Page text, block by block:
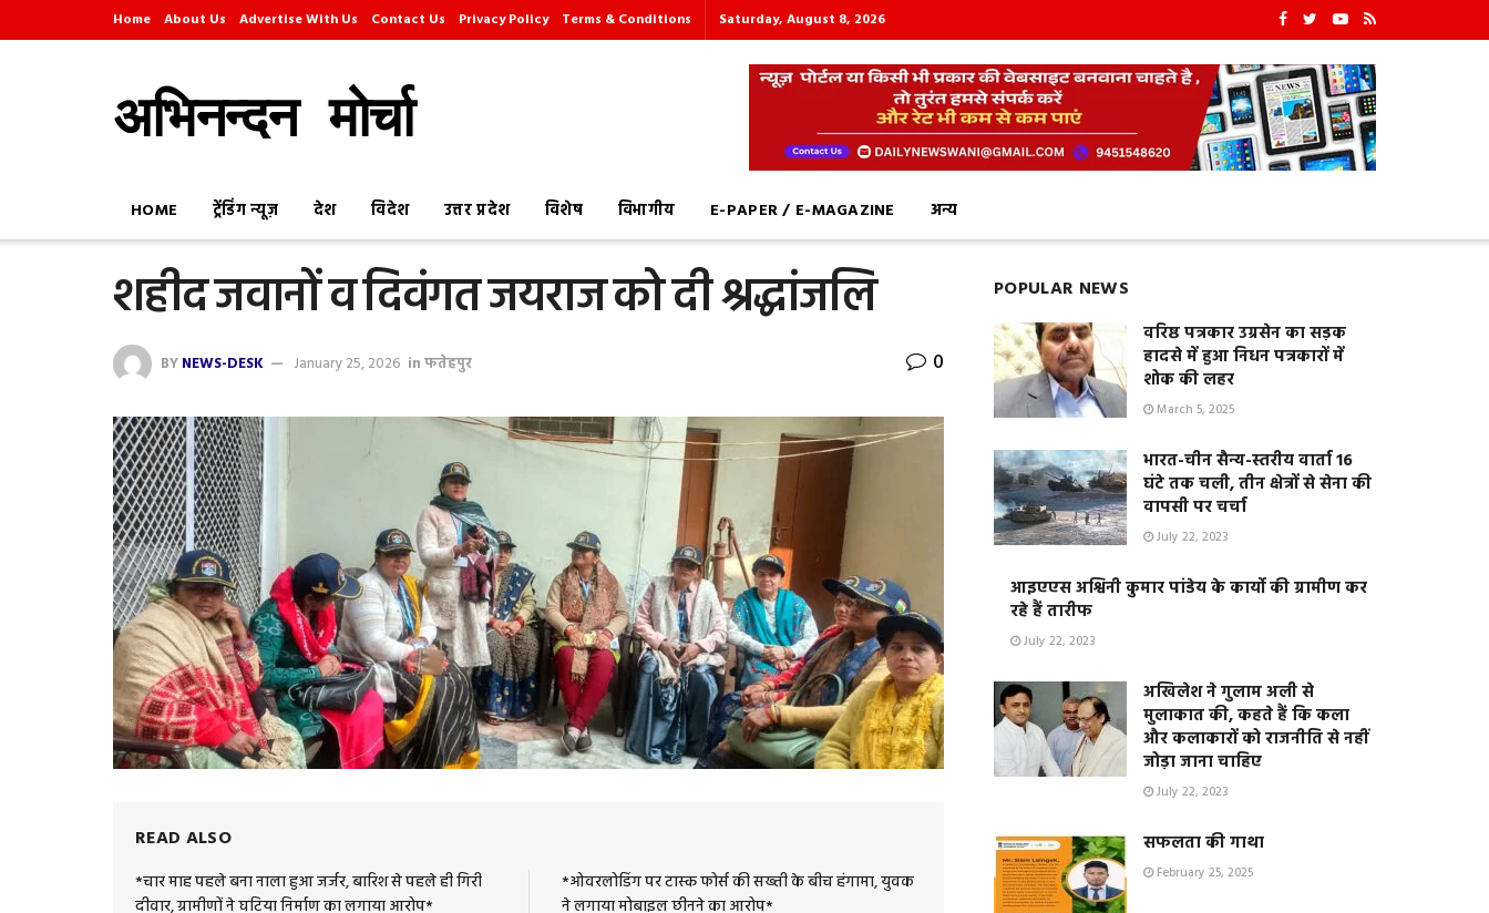
Home About Us Advertise With Us Contact Us Privacy Policy Terms & Conditions Saturday, August 8, 2026
अभिनन्दन मोर्चा
HOME ट्रेंडिंग न्यूज़ देश विदेश उत्तर प्रदेश विशेष विभागीय E-PAPER / E-MAGAZINE अन्य
शहीद जवानों व दिवंगत जयराज को दी श्रद्धांजलि
BYNEWS-DESK January 25, 2026 inफतेहपुर 0
READ ALSO
*चार माह पहले बना नाला हुआ जर्जर, बारिश से पहले ही गिरी
दीवार, ग्रामीणों ने घटिया निर्माण का लगाया आरोप*
*ओवरलोडिंग पर टास्क फोर्स की सख्ती के बीच हंगामा, युवक
ने लगाया मोबाइल छीनने का आरोप*
POPULAR NEWS
वरिष्ठ पत्रकार उग्रसेन का सड़क
हादसे में हुआ निधन पत्रकारों में
शोक की लहर
March 5, 2025
भारत-चीन सैन्य-स्तरीय वार्ता 16
घंटे तक चली, तीन क्षेत्रों से सेना की
वापसी पर चर्चा
July 22, 2023
आइएएस अश्विनी कुमार पांडेय के कार्यो की ग्रामीण कर
रहे हैं तारीफ
July 22, 2023
अखिलेश ने गुलाम अली से
मुलाकात की, कहते हैं कि कला
और कलाकारों को राजनीति से नहीं
जोड़ा जाना चाहिए
July 22, 2023
सफलता की गाथा
February 25, 2025